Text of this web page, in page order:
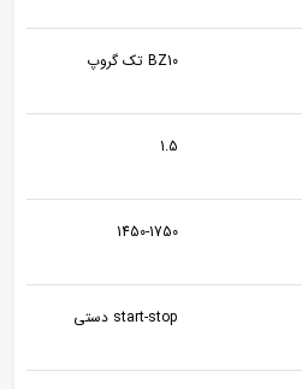
1450-1750
start-stop دستی